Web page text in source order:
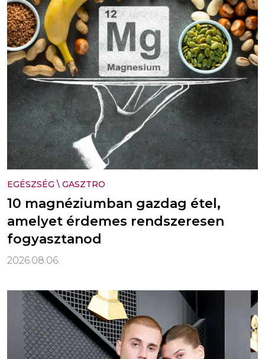
EGÉSZSÉG \ GASZTRO
10 magnéziumban gazdag étel,
amelyet érdemes rendszeresen
fogyasztanod
2026.08.06.